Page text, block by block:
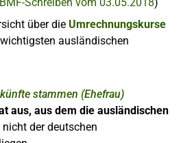
über die Umrechnungskurse
ausländischen
stammen (Ehefrau)
aus, aus dem die ausländischen
nicht der deutschen